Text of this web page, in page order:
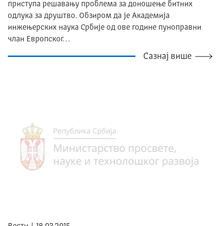
приступа решавању проблема за доношење битних
одлука за друштво. Oбзиром да је Академија
инжењерских наука Србије од ове године пуноправни
члан Европског…
Сазнај више